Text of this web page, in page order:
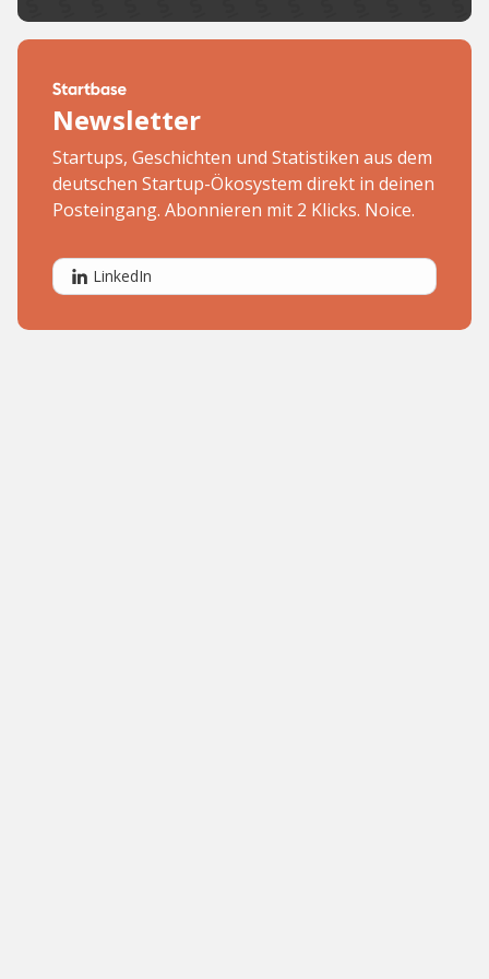
Newsletter
Startups, Geschichten und Statistiken aus dem
deutschen Startup-Ökosystem direkt in deinen
Posteingang. Abonnieren mit 2 Klicks. Noice.
LinkedIn